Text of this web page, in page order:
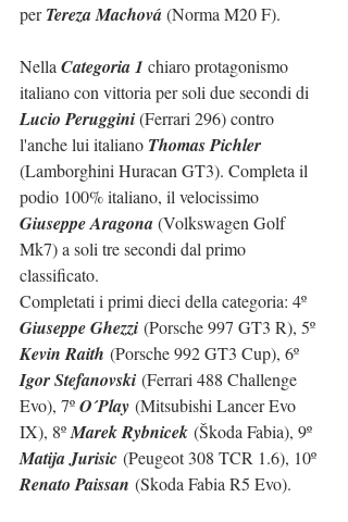
per Tereza Machová (Norma M20 F).
Nella Categoria 1 chiaro protagonismo
italiano con vittoria per soli due secondi di
Lucio Peruggini (Ferrari 296) contro
l'anche lui italiano Thomas Pichler
(Lamborghini Huracan GT3). Completa il
podio 100% italiano, il velocissimo
Giuseppe Aragona (Volkswagen Golf
Mk7) a soli tre secondi dal primo
classificato.
Completati i primi dieci della categoria: 4º
Giuseppe Ghezzi (Porsche 997 GT3 R), 5º
Kevin Raith (Porsche 992 GT3 Cup), 6º
Igor Stefanovski (Ferrari 488 Challenge
Evo), 7º O´Play (Mitsubishi Lancer Evo
IX), 8º Marek Rybnicek (Škoda Fabia), 9º
Matija Jurisic (Peugeot 308 TCR 1.6), 10º
Renato Paissan (Skoda Fabia R5 Evo).